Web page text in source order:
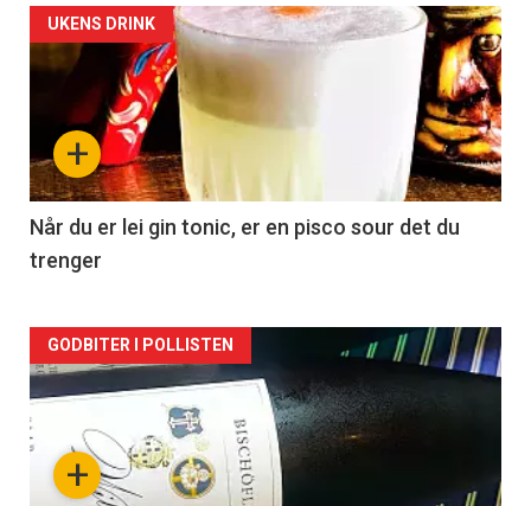
Forsiden
akkurat
nå
-
2
+
UKENS DRINK
Når du er lei gin tonic, er en pisco sour det du
trenger
Forsiden
akkurat
nå+
GODBITER I POLLISTEN